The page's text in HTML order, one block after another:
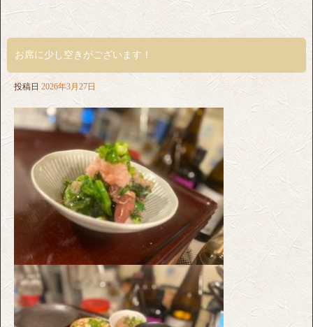
お席に少し空きがございます！
投稿日 2026年3月27日